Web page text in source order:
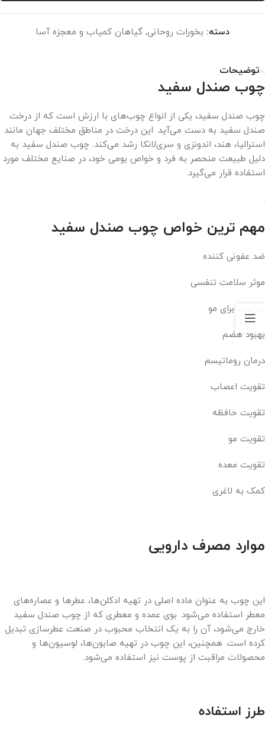
دسته: بخورات روحانی, گیاهان کمیاب و معجزه آسا
توضیحات
چوب صندل سفید
چوب صندل سفید، یکی از انواع چوب‌های با ارزش است که از درخت
صندل سفید به دست می‌آید. این درخت در مناطق مختلف جهان مانند
استرالیا، هند، اندونزی و سری‌لانکا رشد می‌کند. چوب صندل سفید به
دلیل طبیعت منحصر به فرد و خواص بومی خود، در صنایع مختلف مورد
استفاده قرار می‌گیرد.
.
مهم ترین خواص چوب صندل سفید
ضد عفونی کننده
موثر سلامت تنفسی
مناسب برای مو
بهبود هضم
درمان روماتیسم
تقویت اعصاب
تقویت حافظه
تقویت مو
تقویت معده
کمک به لاغری
موارد مصرف دارویی
این چوب به عنوان ماده اصلی در تهیه ادکلن‌ها، عطرها و عصاره‌های
معطر استفاده می‌شود. بوی عمده و معطری که از چوب صندل سفید
خارج می‌شود، آن را به یک انتخاب محبوب در صنعت عطرسازی تبدیل
کرده است. همچنین، این چوب در تهیه صابون‌ها، لوسیون‌ها و
محصولات مراقبت از پوست نیز استفاده می‌شود.
طرز استفاده